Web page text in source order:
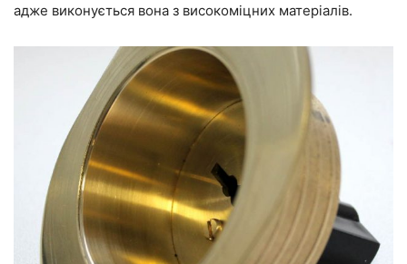
адже виконується вона з високоміцних матеріалів.